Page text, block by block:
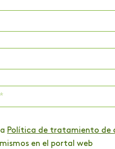
Política de tratamiento de
en el portal web